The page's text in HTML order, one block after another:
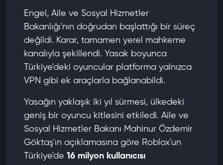
Engel, Aile ve Sosyal Hizmetler
Bakanlığı'nın doğrudan başlattığı bir süreç
değildi. Karar, tamamen yerel mahkeme
kanalıyla şekillendi. Yasak boyunca
Türkiye'deki oyuncular platforma yalnızca
VPN gibi ek araçlarla bağlanabildi.
Yasağın yaklaşık iki yıl sürmesi, ülkedeki
geniş bir oyuncu kitlesini etkiledi. Aile ve
Sosyal Hizmetler Bakanı Mahinur Özdemir
Göktaş'ın açıklamasına göre Roblox'un
Türkiye'de 16 milyon kullanıcısı